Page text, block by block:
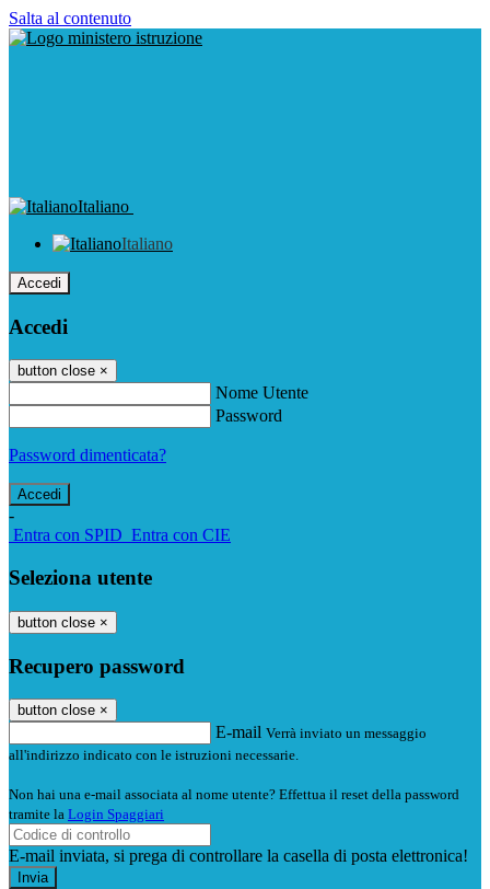
Salta al contenuto
Italiano
Italiano
Accedi
Accedi
button close ×
Nome Utente
Password
Password dimenticata?
-
Entra con SPID Entra con CIE
Seleziona utente
button close ×
Recupero password
button close ×
E-mail Verrà inviato un messaggio
all'indirizzo indicato con le istruzioni necessarie.
Non hai una e-mail associata al nome utente? Effettua il reset della password
tramite la Login Spaggiari
E-mail inviata, si prega di controllare la casella di posta elettronica!